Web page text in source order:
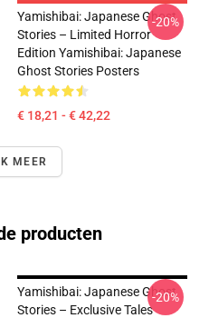
Yamishibai: Japanese Ghost
Stories – Limited Horror
Edition Yamishibai: Japanese
Ghost Stories Posters
€ 18,21 - € 42,22
-20%
MEER
producten
Yamishibai: Japanese Ghost
Stories – Exclusive Tales
-20%